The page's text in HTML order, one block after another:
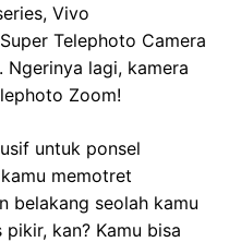
Vivo
Telephoto Camera
Ngerinya lagi, kamera
Zoom!
untuk ponsel
memotret
belakang seolah kamu
kan? Kamu bisa